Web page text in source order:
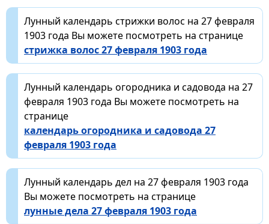
Лунный календарь стрижки волос на 27 февраля
1903 года Вы можете посмотреть на странице
стрижка волос 27 февраля 1903 года
Лунный календарь огородника и садовода на 27
февраля 1903 года Вы можете посмотреть на
странице
календарь огородника и садовода 27
февраля 1903 года
Лунный календарь дел на 27 февраля 1903 года
Вы можете посмотреть на странице
лунные дела 27 февраля 1903 года